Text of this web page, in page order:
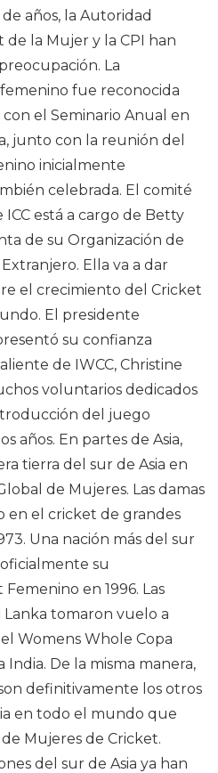
años, la Autoridad
la Mujer y la CPI han
La
fue reconocida
el Seminario Anual en
junto con la reunión del
inicialmente
celebrada. El comité
está a cargo de Betty
de su Organización de
Ella va a dar
el crecimiento del Cricket
El presidente
su confianza
de IWCC, Christine
voluntarios dedicados
del juego
años. En partes de Asia,
tierra del sur de Asia en
de Mujeres. Las damas
en el cricket de grandes
Una nación más del sur
su
en 1996. Las
Lanka tomaron vuelo a
Womens Whole Copa
De la misma manera,
definitivamente los otros
en todo el mundo que
Mujeres de Cricket.
del sur de Asia ya han